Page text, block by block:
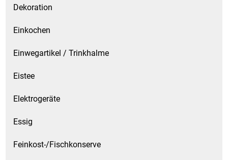
Kartoffelprod./Beilagen/Fruchtsalat gek.
Kartoffelprodukte
Körperpflege
Dekoration
Einkochen
Einwegartikel / Trinkhalme
Eistee
Elektrogeräte
Essig
Feinkost-/Fischkonserve